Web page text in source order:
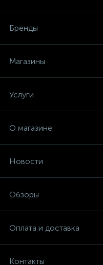
Бренды
Магазины
Услуги
О магазине
Новости
Обзоры
Оплата и доставка
Контакты